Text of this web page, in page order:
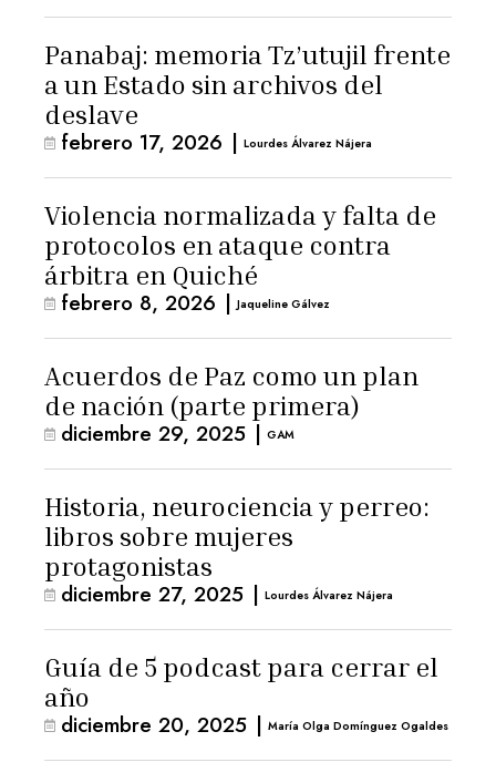
Panabaj: memoria Tz’utujil frente
a un Estado sin archivos del
deslave
febrero 17, 2026 | Lourdes Álvarez Nájera
Violencia normalizada y falta de
protocolos en ataque contra
árbitra en Quiché
febrero 8, 2026 | Jaqueline Gálvez
Acuerdos de Paz como un plan
de nación (parte primera)
diciembre 29, 2025 | GAM
Historia, neurociencia y perreo:
libros sobre mujeres
protagonistas
diciembre 27, 2025 | Lourdes Álvarez Nájera
Guía de 5 podcast para cerrar el
año
diciembre 20, 2025 | María Olga Domínguez Ogaldes